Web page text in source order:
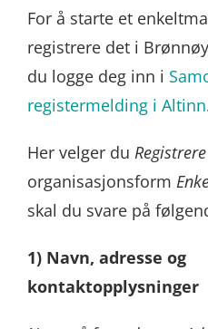
For å starte et
registrere det i
du logge deg inn i
registermelding i Altinn
Her velger du
organisasjonsform
skal du svare på
1) Navn, adresse og
kontaktopplysninger